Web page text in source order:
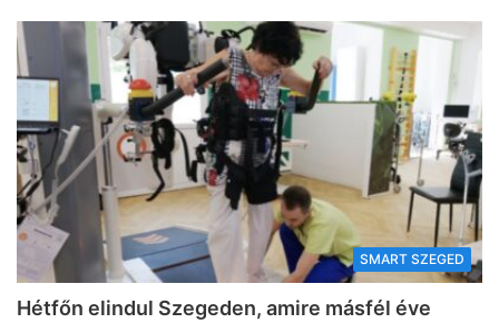
SMART SZEGED
Hétfőn elindul Szegeden, amire másfél éve